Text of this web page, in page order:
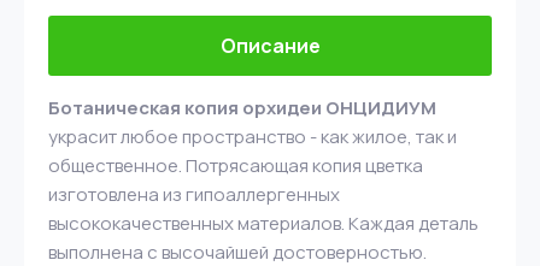
Описание
Ботаническая копия орхидеи ОНЦИДИУМ
украсит любое пространство - как жилое, так и
общественное. Потрясающая копия цветка
изготовлена из гипоаллергенных
высококачественных материалов. Каждая деталь
выполнена с высочайшей достоверностью.